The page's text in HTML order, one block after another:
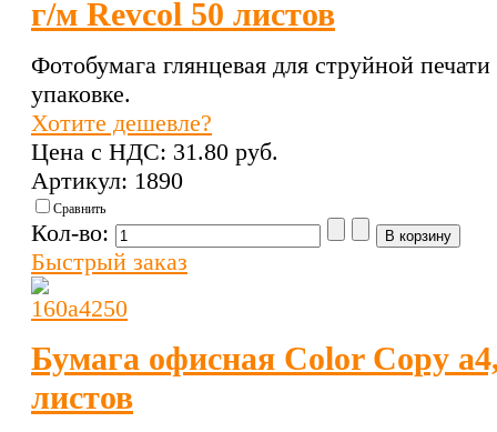
г/м Revcol 50 листов
Фотобумага глянцевая для струйной
упаковке.
Хотите дешевле?
Цена с НДС: 31.80 pуб.
Артикул: 1890
Сравнить
Кол-во:
Быстрый заказ
Бумага офисная Color Copy
листов